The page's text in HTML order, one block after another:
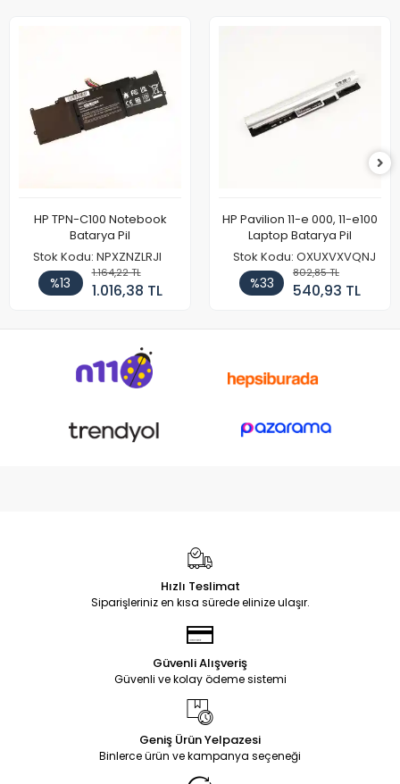
HP TPN-C100 Notebook
Batarya Pil
Stok Kodu: NPXZNZLRJI
%13
1.164,22 TL
1.016,38 TL
HP Pavilion 11-e 000, 11-e100
Laptop Batarya Pil
Stok Kodu: OXUXVXVQNJ
%33
802,85 TL
540,93 TL
Hızlı Teslimat
Siparişleriniz en kısa sürede elinize ulaşır.
Güvenli Alışveriş
Güvenli ve kolay ödeme sistemi
Geniş Ürün Yelpazesi
Binlerce ürün ve kampanya seçeneği